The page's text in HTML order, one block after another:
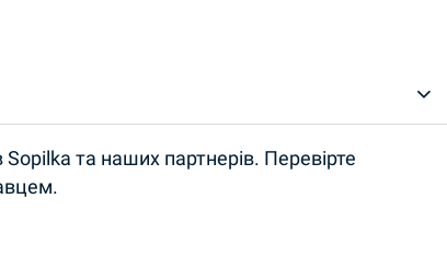
та наших партнерів. Перевірте